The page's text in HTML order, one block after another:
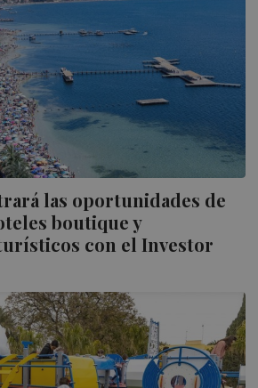
las oportunidades de
boutique y
con el Investor